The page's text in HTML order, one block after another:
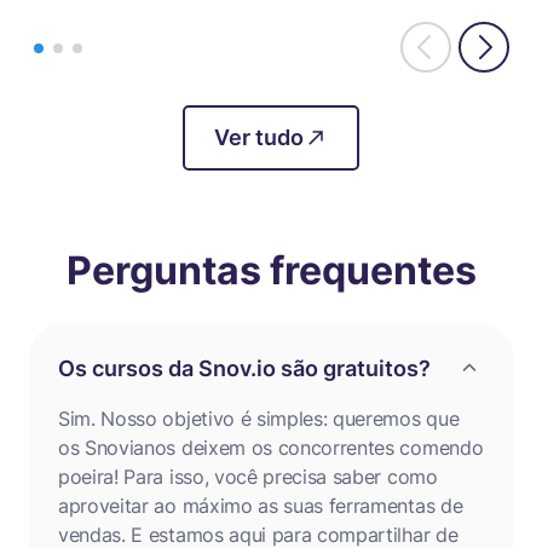
Ver tudo
Perguntas frequentes
Os cursos da Snov.io são gratuitos?
Sim. Nosso objetivo é simples: queremos que
os Snovianos deixem os concorrentes comendo
poeira! Para isso, você precisa saber como
aproveitar ao máximo as suas ferramentas de
vendas. E estamos aqui para compartilhar de